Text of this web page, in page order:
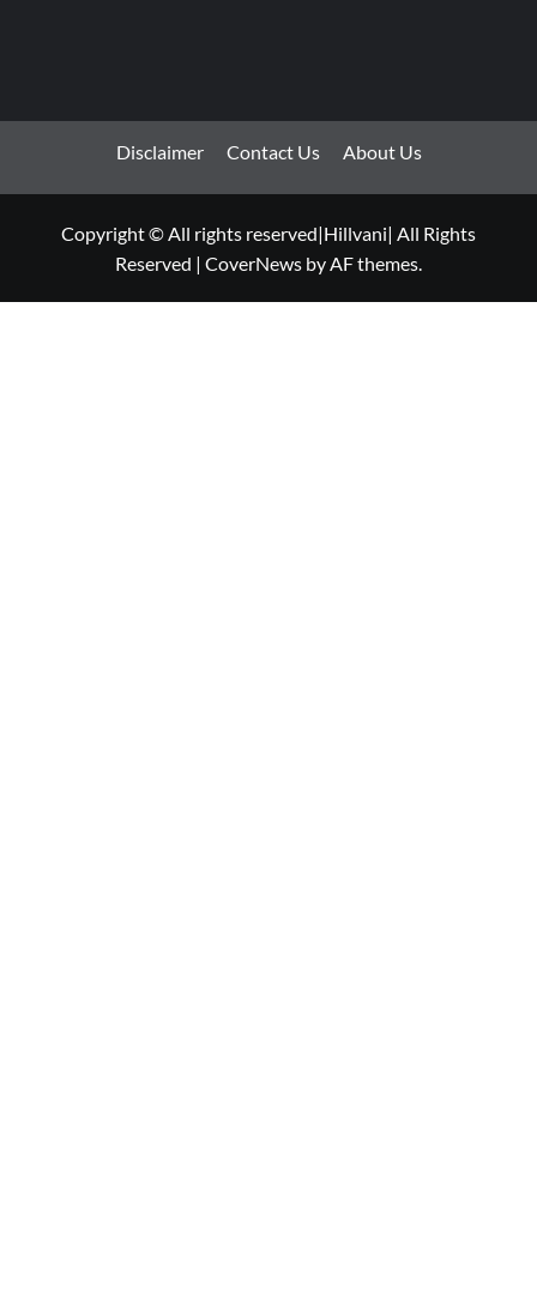
Disclaimer Contact Us About Us
Copyright © All rights reserved|Hillvani| All Rights
Reserved | CoverNews by AF themes.